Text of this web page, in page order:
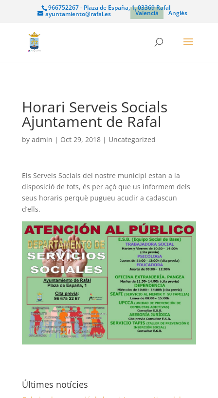
966752267 - Plaza de España, 1, 03369 Rafal
ayuntamiento@rafal.es Valencià Anglés
Horari Serveis Socials
Ajuntament de Rafal
by admin | Oct 29, 2018| Uncategorized
Els Serveis Socials del nostre municipi estan a la
disposició de tots, és per açò que us informem dels
seus horaris perquè pugueu acudir a cadascun
d’ells.
Últimes notícies